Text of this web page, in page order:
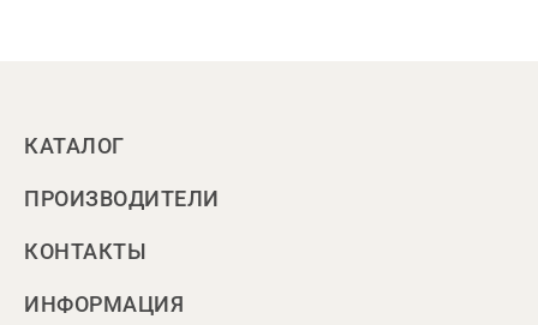
КАТАЛОГ
ПРОИЗВОДИТЕЛИ
КОНТАКТЫ
ИНФОРМАЦИЯ